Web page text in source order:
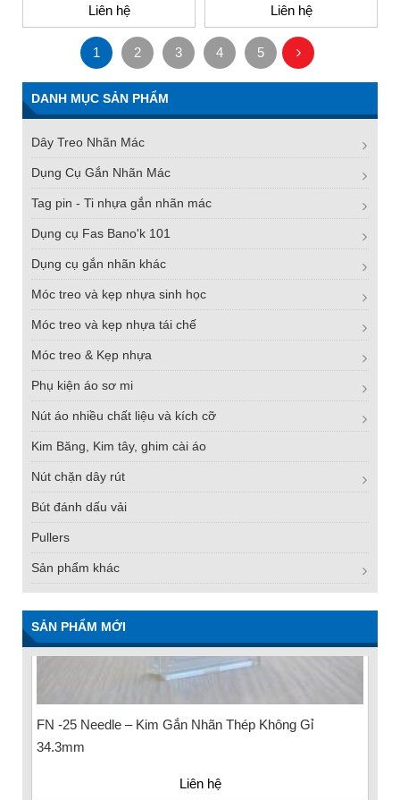
Liên hệ
Liên hệ
1 2 3 4 5
DANH MỤC SẢN PHẨM
Dây Treo Nhãn Mác
Dụng Cụ Gắn Nhãn Mác
Tag pin - Ti nhựa gắn nhãn mác
Dụng cụ Fas Bano'k 101
Dụng cụ gắn nhãn khác
Móc treo và kẹp nhựa sinh học
Móc treo và kẹp nhựa tái chế
Móc treo & Kẹp nhựa
Phụ kiện áo sơ mi
Nút áo nhiều chất liệu và kích cỡ
Kim Băng, Kim tây, ghim cài áo
Nút chặn dây rút
Bút đánh dấu vải
Pullers
Sản phẩm khác
SẢN PHẨM MỚI
FN -25 Needle – Kim Gắn Nhãn Thép Không Gỉ
34.3mm